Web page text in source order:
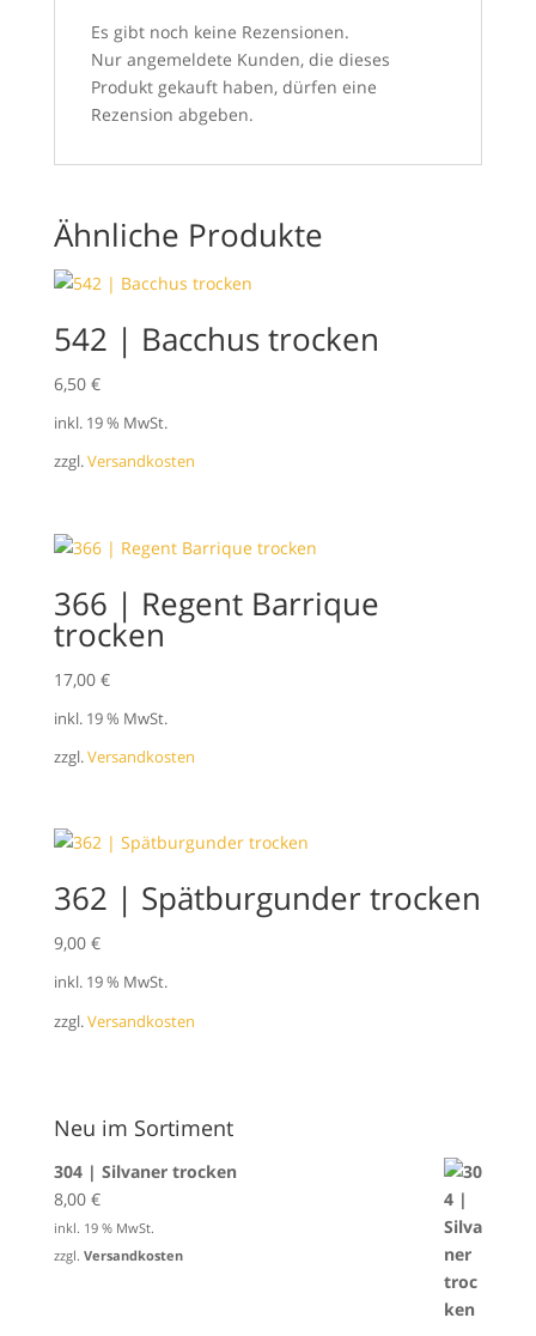
Es gibt noch keine Rezensionen.
Nur angemeldete Kunden, die dieses
Produkt gekauft haben, dürfen eine
Rezension abgeben.
Ähnliche Produkte
542 | Bacchus trocken
6,50 €
inkl. 19 % MwSt.
zzgl.Versandkosten
366 | Regent Barrique
trocken
17,00 €
inkl. 19 % MwSt.
zzgl.Versandkosten
362 | Spätburgunder trocken
9,00 €
inkl. 19 % MwSt.
zzgl.Versandkosten
Neu im Sortiment
304 | Silvaner trocken
8,00 €
inkl. 19 % MwSt.
zzgl. Versandkosten